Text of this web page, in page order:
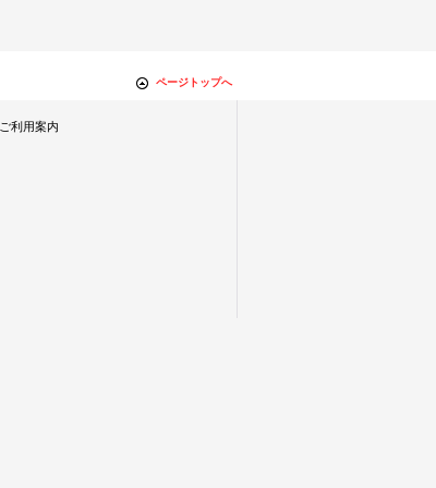
ページトップへ
ご利用案内